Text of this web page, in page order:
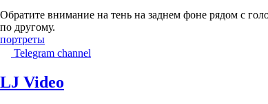
Обратите внимание на тень на заднем фоне рядом с
по другому.
портреты
Telegram channel
LJ Video